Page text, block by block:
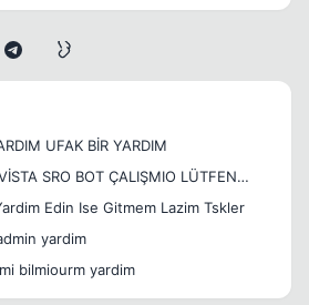
UFAK BİR YARDIM
SRO BOT ÇALIŞMIO LÜTFEN
Edin Ise Gitmem Lazim Tskler
yardim
bilmiourm yardim